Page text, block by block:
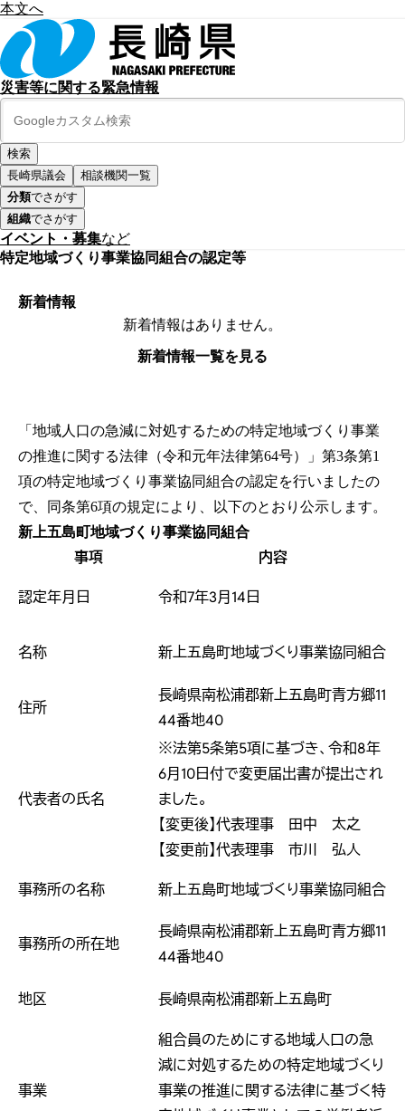
本文へ
災害等に関する緊急情報
長崎県議会
相談機関一覧
分類でさがす
組織でさがす
イベント・募集など
特定地域づくり事業協同組合の認定等
新着情報
新着情報はありません。
新着情報一覧を見る
「地域人口の急減に対処するための特定地域づくり事業
の推進に関する法律（令和元年法律第64号）」第3条第1
項の特定地域づくり事業協同組合の認定を行いましたの
で、同条第6項の規定により、以下のとおり公示します。
新上五島町地域づくり事業協同組合
事項 内容
認定年月日 令和7年3月14日
名称 新上五島町地域づくり事業協同組合
住所
長崎県南松浦郡新上五島町青方郷11
44番地40
代表者の氏名
※法第5条第5項に基づき、令和8年
6月10日付で変更届出書が提出され
ました。
【変更後】代表理事 田中 太之
【変更前】代表理事 市川 弘人
事務所の名称 新上五島町地域づくり事業協同組合
事務所の所在地
長崎県南松浦郡新上五島町青方郷11
44番地40
地区 長崎県南松浦郡新上五島町
事業
組合員のためにする地域人口の急
減に対処するための特定地域づくり
事業の推進に関する法律に基づく特